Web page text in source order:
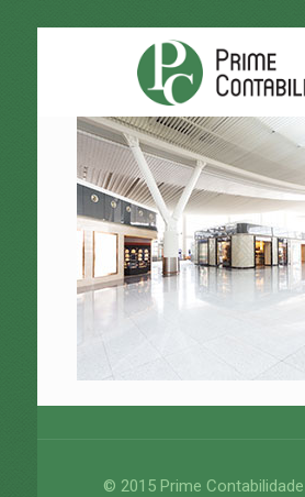
© 2015 Prime